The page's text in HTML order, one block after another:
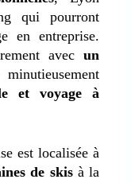
qui pourront
en entreprise.
avec un
minutieusement
et voyage à
est localisée à
de skisà la